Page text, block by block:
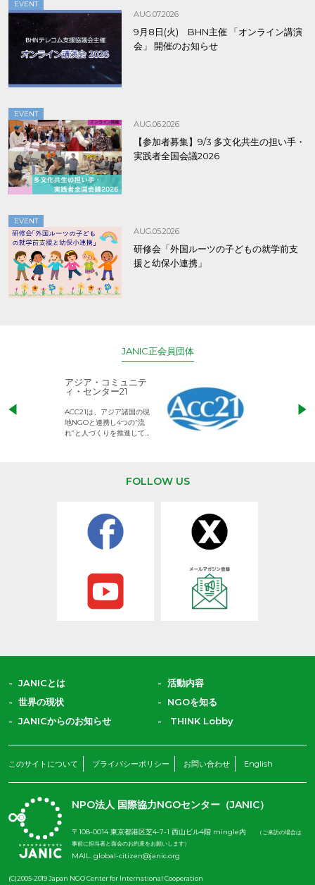
EVENT
AUG.07.2026
9月8日(火) BHN主催 「オンライン講演
会」 開催のお知らせ
EVENT
AUG.06.2026
【参加者募集】9/3 多文化共生の担い手・
実践者全国会議2026
EVENT
AUG.05.2026
研修会「外国ルーツの子どもの就学前支
援と幼保小連携」
JANIC正会員団体
アジア・コミュニテ
ィ・センター21
ACC21は、アジア諸国の現
地NGOと連携し4つの“流
れ”と人づくりを推進してい
児童労働のない
権利が守られた
FOLLOW US
JANICとは
活動内容
世界の現状
NGOを知る
JANICからのお知らせ
THINK Lobby
このサイトについて プライバシーポリシー お問い合わせ English
NPO法人 国際協力NGOセンター（JANIC）
〒108-0014 東京都港区芝4-7-1 西山ビル4階 mingle内
（ご来訪の場合は
事前に担当者と面会のお約束をお願いします）
MAIL. global-citizen@janic.org
(C)2005-2019 Japan NGO Center for International Cooperation